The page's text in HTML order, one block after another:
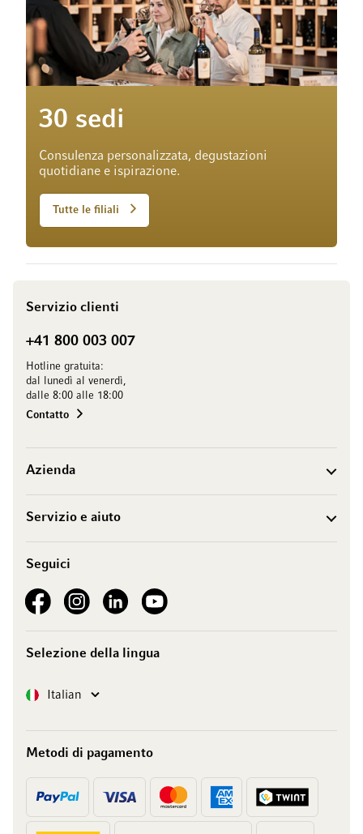
30 sedi
Consulenza personalizzata, degustazioni
quotidiane e ispirazione.
Tutte le filiali
Servizio clienti
+41 800 003 007
Hotline gratuita:
dal lunedì al venerdì,
dalle 8:00 alle 18:00
Contatto
Azienda
Servizio e aiuto
Seguici
See our FacebookSee our Instagram account
See our LinkedInSee our YouTube channel
Selezione della lingua
Lingua Italian
Metodi di pagamento